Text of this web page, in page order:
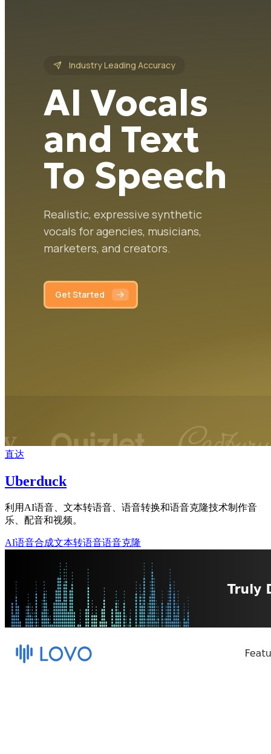
直达
Uberduck
利用AI语音、文本转语音、语音转换和语音克隆技术制作音
乐、配音和视频。
AI语音合成文本转语音语音克隆